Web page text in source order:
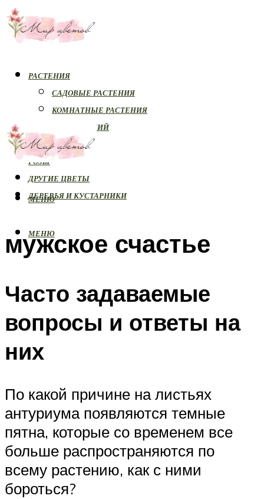
РАСТЕНИЯ
САДОВЫЕ РАСТЕНИЯ
КОМНАТНЫЕ РАСТЕНИЯ
БОЛЕЗНИ РАСТЕНИЙ
ОРХИДЕИ
РОЗЫ
ДРУГИЕ ЦВЕТЫ
ДЕРЕВЬЯ И КУСТАРНИКИ
МЕНЮ
МЕНЮ
мужское счастье
Часто задаваемые
вопросы и ответы на
них
По какой причине на листьях
антуриума появляются темные
пятна, которые со временем все
больше распространяются по
всему растению, как с ними
бороться?